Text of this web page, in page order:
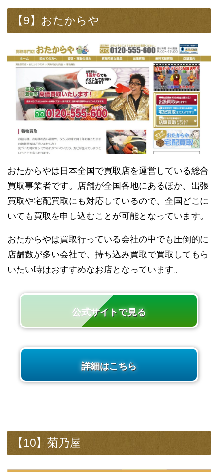
【9】おたからや
おたからやは日本全国で買取店を運営している総合
買取事業者です。店舗が全国各地にあるほか、出張
買取や宅配買取にも対応しているので、全国どこに
いても買取を申し込むことが可能となっています。
おたからやは買取行っている会社の中でも圧倒的に
店舗数が多い会社で、持ち込み買取で買取してもら
いたい時はおすすめなお店となっています。
公式サイトで見る
詳細はこちら
【10】菊乃屋